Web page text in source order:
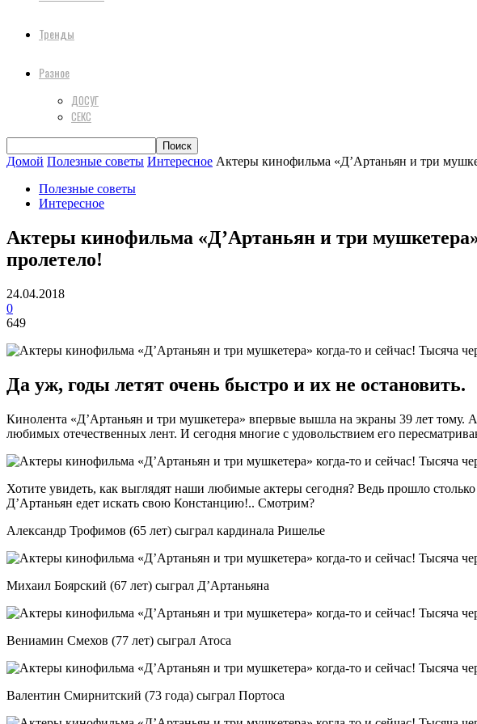
Тренды
Разное
ДОСУГ
СЕКС
Домой Полезные советы Интересное Актеры кинофильма «Д’Артаньян и три
Полезные советы
Интересное
Актеры кинофильма «Д’Артаньян и три
пролетело!
24.04.2018
0
649
Да уж, годы летят очень быстро и их не остановить.
Кинолента «Д’Артаньян и три мушкетера» впервые вышла на экраны 39 лет тому.
любимых отечественных лент. И сегодня многие с удовольствием его
Хотите увидеть, как выглядят наши любимые актеры сегодня? Ведь прошло
Д’Артаньян едет искать свою Констанцию!.. Смотрим?
Александр Трофимов (65 лет) сыграл кардинала Ришелье
Михаил Боярский (67 лет) сыграл Д’Артаньяна
Вениамин Смехов (77 лет) сыграл Атоса
Валентин Смирнитский (73 года) сыграл Портоса